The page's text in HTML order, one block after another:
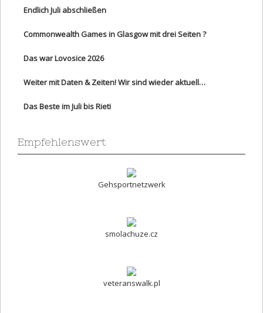
Endlich Juli abschließen
Commonwealth Games in Glasgow mit drei Seiten ?
Das war Lovosice 2026
Weiter mit Daten & Zeiten! Wir sind wieder aktuell…
Das Beste im Juli bis Rieti
Empfehlenswert
Gehsportnetzwerk
smolachuze.cz
veteranswalk.pl